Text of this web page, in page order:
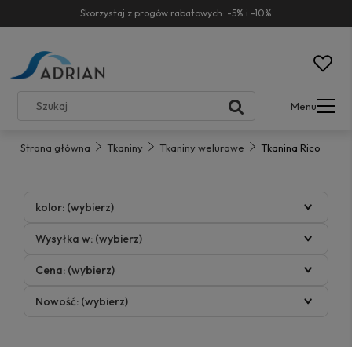
Skorzystaj z progów rabatowych: -5% i -10%
Menu
Strona główna Tkaniny Tkaniny welurowe Tkanina Rico
kolor: (wybierz)
Wysyłka w: (wybierz)
Cena: (wybierz)
Nowość: (wybierz)